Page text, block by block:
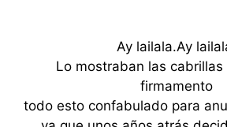
Ay lailala.Ay
Lo mostraban las cabrillas
firmamento
todo esto confabulado para